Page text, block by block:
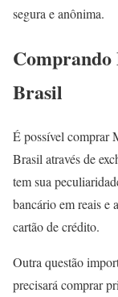
segura e anônima.
Comprando
Brasil
É possível comprar
Brasil através de
tem sua
bancário em reais e
cartão de crédito.
Outra questão
precisará comprar